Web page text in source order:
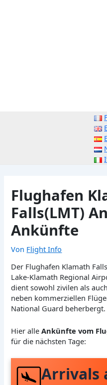
Flughafen
Falls(LMT)
Ankünfte
Von Flight Info
Der Flughafen Klamath
Lake-Klamath Regional
dient sowohl zivilen als
neben kommerziellen
National Guard beherbergt.
Hier alleAnkünfte vom
für die nächsten Tage:
Arrivals